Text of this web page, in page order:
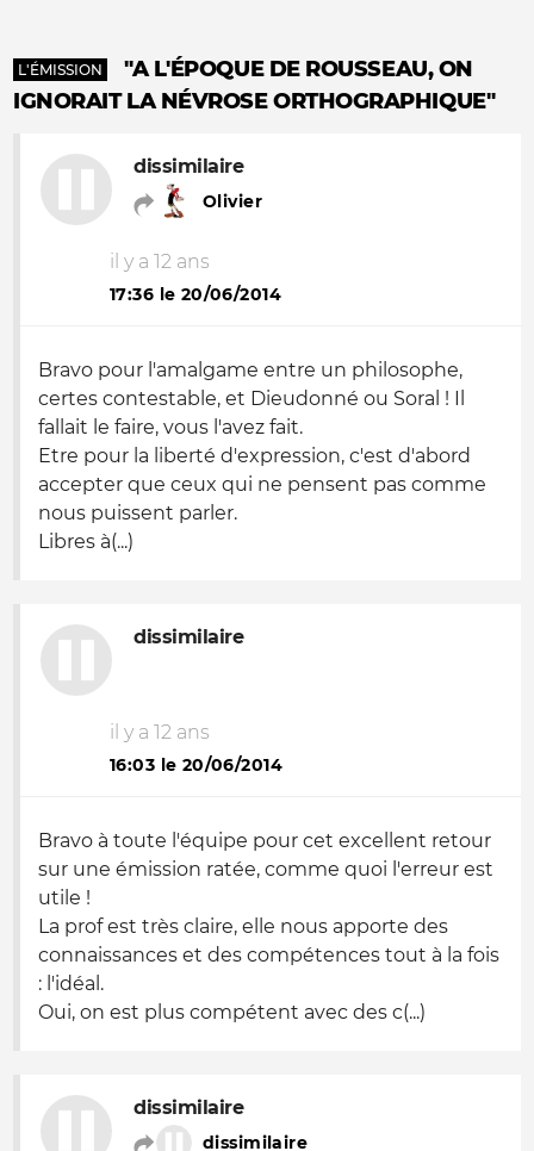
L'ÉMISSION
"A L'ÉPOQUE DE ROUSSEAU, ON
IGNORAIT LA NÉVROSE ORTHOGRAPHIQUE"
dissimilaire
Olivier
il y a 12 ans
17:36 le 20/06/2014
Bravo pour l'amalgame entre un philosophe,
certes contestable, et Dieudonné ou Soral ! Il
fallait le faire, vous l'avez fait.
Etre pour la liberté d'expression, c'est d'abord
accepter que ceux qui ne pensent pas comme
nous puissent parler.
Libres à(...)
dissimilaire
il y a 12 ans
16:03 le 20/06/2014
Bravo à toute l'équipe pour cet excellent retour
sur une émission ratée, comme quoi l'erreur est
utile !
La prof est très claire, elle nous apporte des
connaissances et des compétences tout à la fois
: l'idéal.
Oui, on est plus compétent avec des c(...)
dissimilaire
dissimilaire